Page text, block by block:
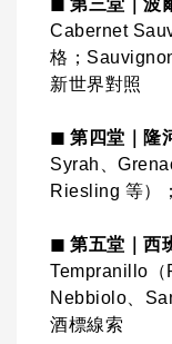
Cabernet
格；
新世界對照
◼ 第四堂｜隆
Syrah、
Riesling 等）
◼ 第五堂｜西
Tempranillo（
Nebbiolo、
酒標線索